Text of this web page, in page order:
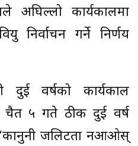
कार्यकालमा
निर्वाचन गर्ने निर्णय
दुई वर्षको कार्यकाल
चैत ५ गते ठीक दुई वर्ष
जलिटता नआओस्